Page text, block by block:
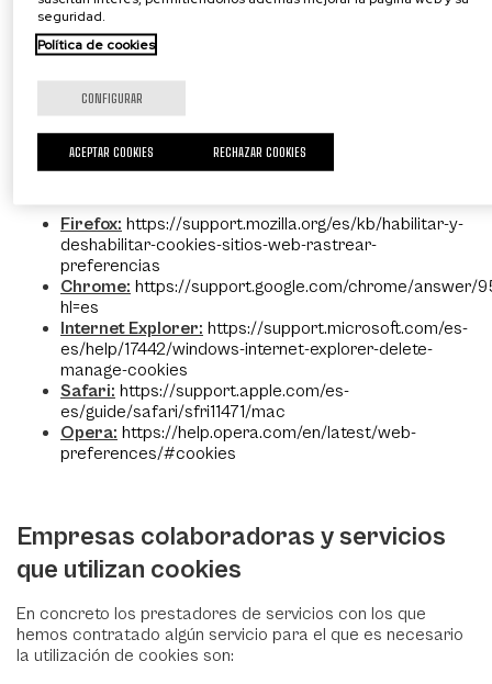
¿Cómo gestionar o administrar las
cookies?
en su equipo mediante la configuración de las opciones del
Firefox: https://support.mozilla.org/es/kb/habilitar-y-
deshabilitar-cookies-sitios-web-rastrear-
preferencias
Chrome: https://support.google.com/chrome/answer/
hl=es
Internet Explorer: https://support.microsoft.com/es-
es/help/17442/windows-internet-explorer-delete-
manage-cookies
Safari: https://support.apple.com/es-
es/guide/safari/sfri11471/mac
Opera: https://help.opera.com/en/latest/web-
preferences/#cookies
Empresas colaboradoras y servicios
que utilizan cookies
En concreto los prestadores de servicios con los que
hemos contratado algún servicio para el que es necesario
la utilización de cookies son:
seguridad.
Política de cookies
CONFIGURAR
RECHAZAR COOKIES
ACEPTAR COOKIES